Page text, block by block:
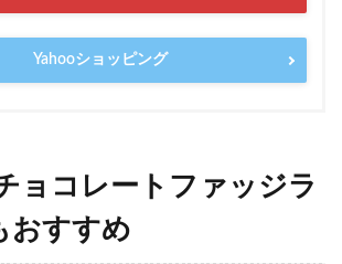
Yahooショッピング
ョコレートファッジラ
おすすめ